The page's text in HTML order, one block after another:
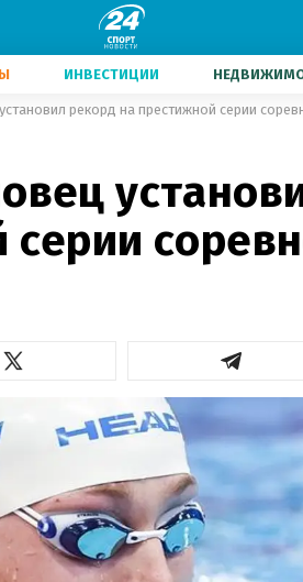
ИНВЕСТИЦИИ
рекорд на престижной серии